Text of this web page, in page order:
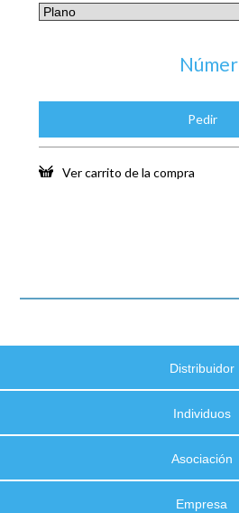
Pedir
Ver carrito de la compra
Distribuidor
Individuos
Asociación
Empresa